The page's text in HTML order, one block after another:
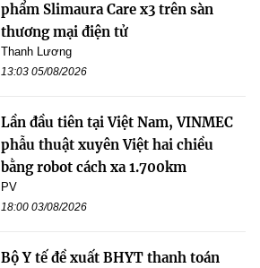
phẩm Slimaura Care x3 trên sàn
thương mại điện tử
Thanh Lương
13:03 05/08/2026
Lần đầu tiên tại Việt Nam, VINMEC
phẫu thuật xuyên Việt hai chiều
bằng robot cách xa 1.700km
PV
18:00 03/08/2026
Bộ Y tế đề xuất BHYT thanh toán